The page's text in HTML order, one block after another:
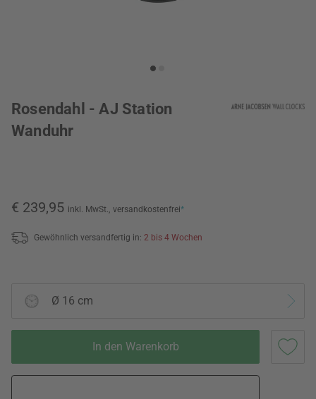
Rosendahl - AJ Station
Wanduhr
€ 239,95 inkl. MwSt., versandkostenfrei*
Gewöhnlich versandfertig in: 2 bis 4 Wochen
Ø 16 cm
In den Warenkorb